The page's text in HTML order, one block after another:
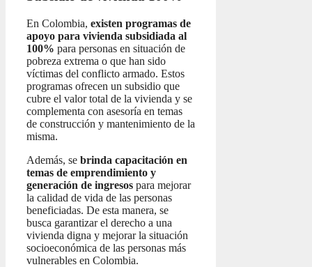
En Colombia, existen programas de
apoyo para vivienda subsidiada al
100% para personas en situación de
pobreza extrema o que han sido
víctimas del conflicto armado. Estos
programas ofrecen un subsidio que
cubre el valor total de la vivienda y se
complementa con asesoría en temas
de construcción y mantenimiento de la
misma.
Además, se brinda capacitación en
temas de emprendimiento y
generación de ingresos para mejorar
la calidad de vida de las personas
beneficiadas. De esta manera, se
busca garantizar el derecho a una
vivienda digna y mejorar la situación
socioeconómica de las personas más
vulnerables en Colombia.